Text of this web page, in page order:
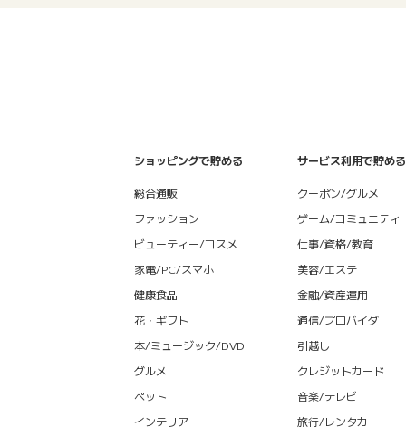
ショッピングで貯める
総合通販
ファッション
ビューティー/コスメ
家電/PC/スマホ
健康食品
花・ギフト
本/ミュージック/DVD
グルメ
ペット
インテリア
サービス利用で貯める
クーポン/グルメ
ゲーム/コミュニティ
仕事/資格/教育
美容/エステ
金融/資産運用
通信/プロバイダ
引越し
クレジットカード
音楽/テレビ
旅行/レンタカー